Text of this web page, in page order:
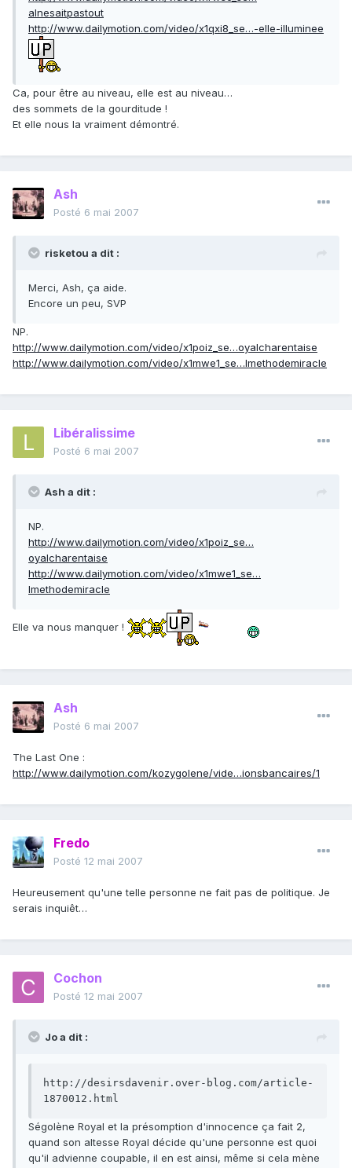
alnesaitpastout
http://www.dailymotion.com/video/x1qxi8_se…-elle-illuminee
Ca, pour être au niveau, elle est au niveau…
des sommets de la gourditude !
Et elle nous la vraiment démontré.
Ash
Posté 6 mai 2007
risketou a dit :
Merci, Ash, ça aide.
Encore un peu, SVP
NP.
http://www.dailymotion.com/video/x1poiz_se…oyalcharentaise
http://www.dailymotion.com/video/x1mwe1_se…lmethodemiracle
Libéralissime
Posté 6 mai 2007
Ash a dit :
NP.
http://www.dailymotion.com/video/x1poiz_se…
oyalcharentaise
http://www.dailymotion.com/video/x1mwe1_se…
lmethodemiracle
Elle va nous manquer !
Ash
Posté 6 mai 2007
The Last One :
http://www.dailymotion.com/kozygolene/vide…ionsbancaires/1
Fredo
Posté 12 mai 2007
Heureusement qu'une telle personne ne fait pas de politique. Je
serais inquiêt…
Cochon
Posté 12 mai 2007
Jo a dit :
http://desirsdavenir.over-blog.com/article-
1870012.html
Ségolène Royal et la présomption d'innocence ça fait 2,
quand son altesse Royal décide qu'une personne est quoi
qu'il advienne coupable, il en est ainsi, même si cela mène